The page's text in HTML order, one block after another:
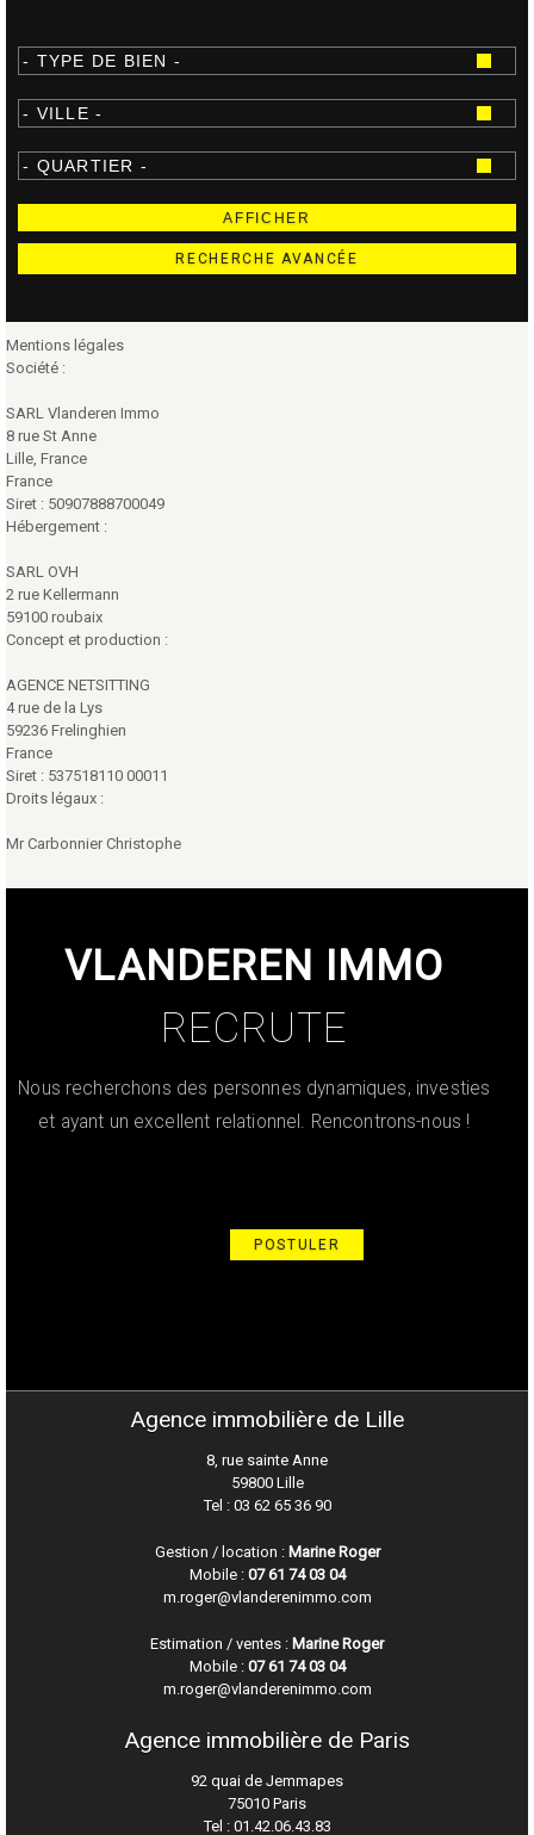
RECHERCHE AVANCÉE
Mentions légales
Société :
SARL Vlanderen Immo
8 rue St Anne
Lille, France
France
Siret : 50907888700049
Hébergement :
SARL OVH
2 rue Kellermann
59100 roubaix
Concept et production :
AGENCE NETSITTING
4 rue de la Lys
59236 Frelinghien
France
Siret : 537518110 00011
Droits légaux :
Mr Carbonnier Christophe
VLANDEREN IMMO
RECRUTE
Nous recherchons des personnes dynamiques, investies
et ayant un excellent relationnel. Rencontrons-nous !
POSTULER
Agence immobilière de Lille
8, rue sainte Anne
59800 Lille
Tel : 03 62 65 36 90
Gestion / location : Marine Roger
Mobile : 07 61 74 03 04
m.roger@vlanderenimmo.com
Estimation / ventes : Marine Roger
Mobile : 07 61 74 03 04
m.roger@vlanderenimmo.com
Agence immobilière de Paris
92 quai de Jemmapes
75010 Paris
Tel :01.42.06.43.83